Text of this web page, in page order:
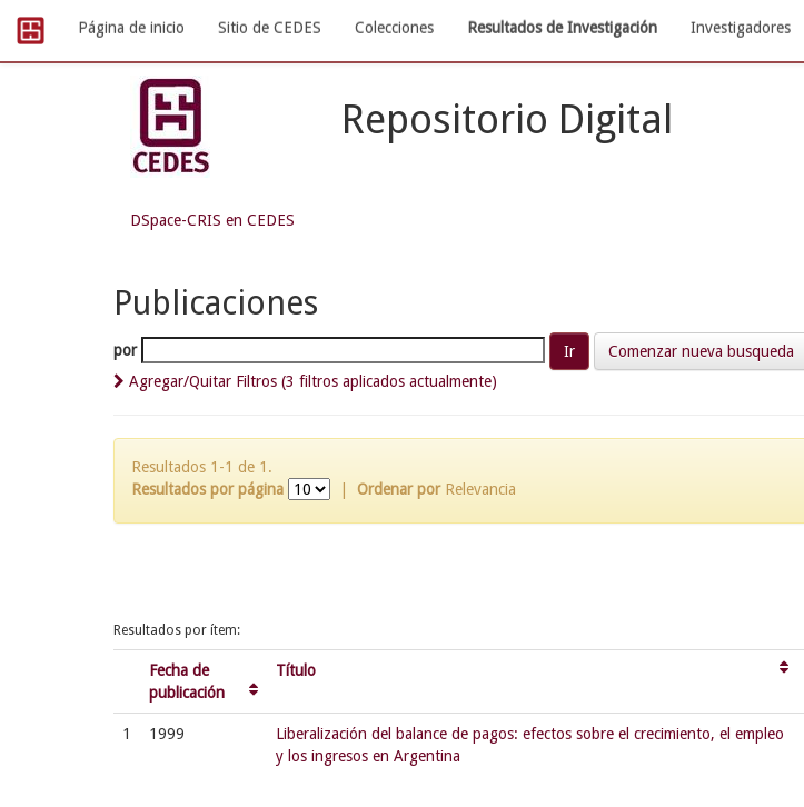
navigation
Página de inicio Sitio de CEDES Colecciones Resultados de Investigación Investigadores
Repositorio Digital
DSpace-CRIS en CEDES
Publicaciones
por
Comenzar nueva busqueda
Agregar/Quitar Filtros (3 filtros aplicados actualmente)
Resultados 1-1 de 1.
Resultados por página
Ordenar por Relevancia
Resultados por ítem:
Fecha de
publicación
Título
1 1999
Liberalización del balance de pagos: efectos sobre el crecimiento, el empleo
y los ingresos en Argentina